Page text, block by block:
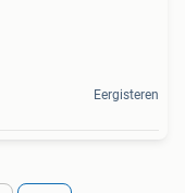
Eergisteren